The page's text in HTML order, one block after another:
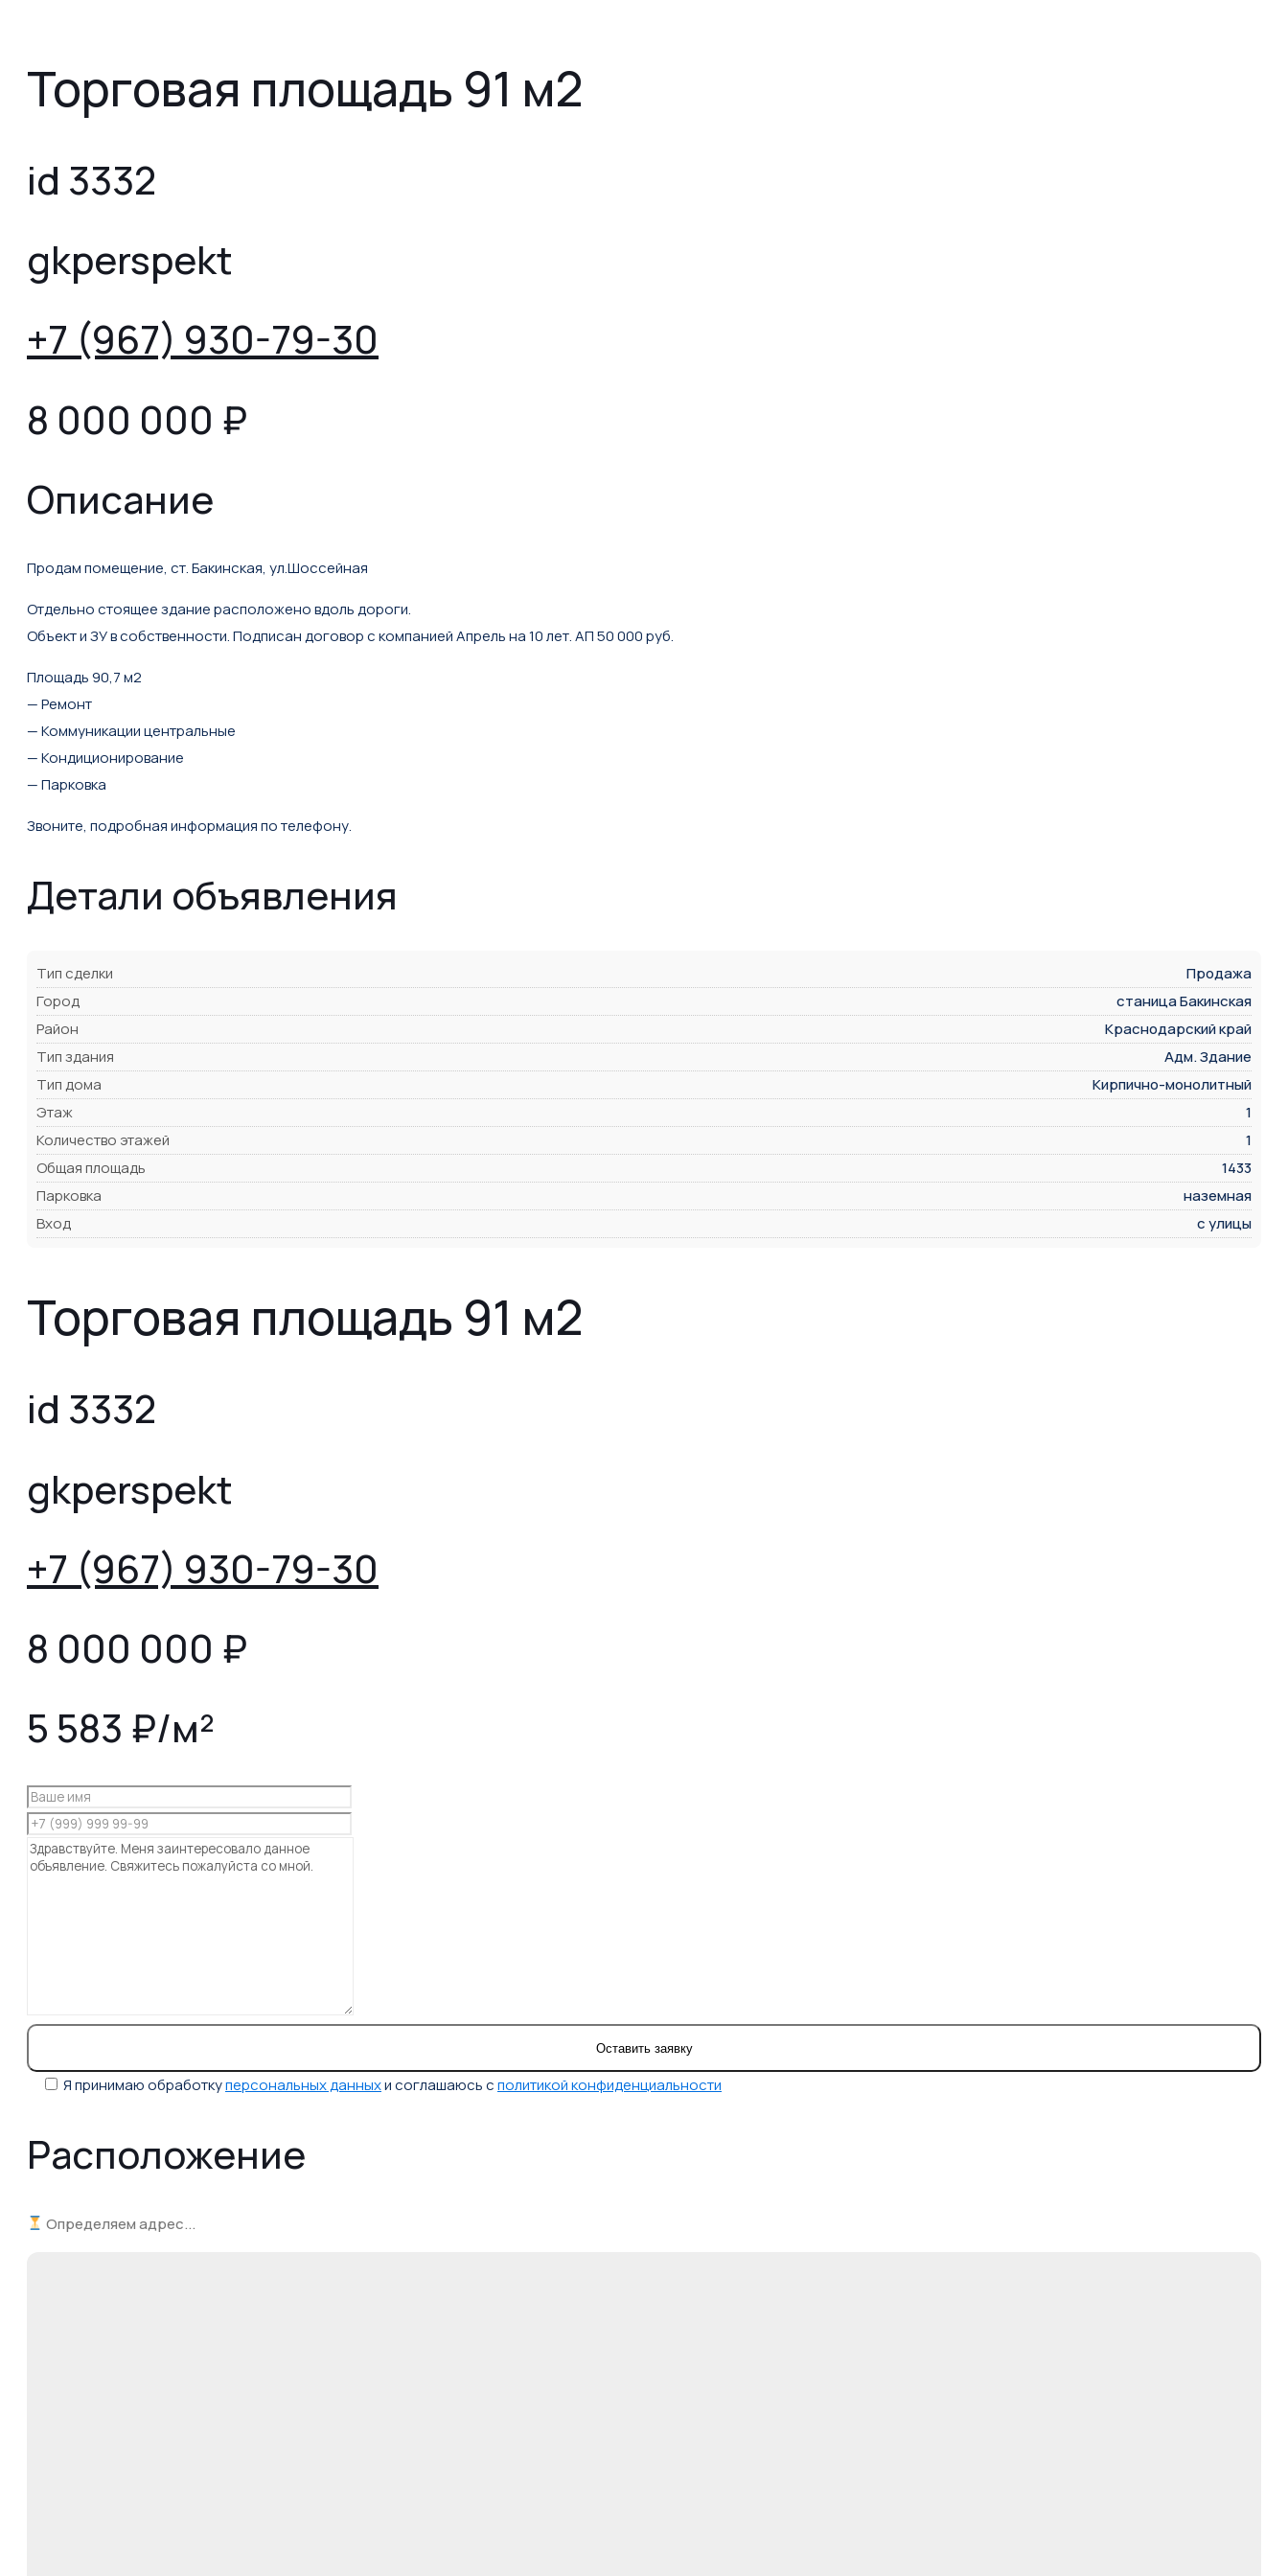
Торговая площадь 91 м2
id 3332
gkperspekt
+7 (967) 930-79-30
8 000 000 ₽
Описание
Продам помещение, ст. Бакинская, ул.Шоссейная
Отдельно стоящее здание расположено вдоль дороги.
Объект и ЗУ в собственности. Подписан договор с компанией Апрель на 10 лет. АП 50 000 руб.
Площадь 90,7 м2
— Ремонт
— Коммуникации центральные
— Кондиционирование
— Парковка
Звоните, подробная информация по телефону.
Детали объявления
Тип сделки
Продажа
Город
станица Бакинская
Район
Краснодарский край
Тип здания
Адм. Здание
Тип дома
Кирпично-монолитный
Этаж
1
Количество этажей
1
Общая площадь
1433
Парковка
наземная
Вход
с улицы
Торговая площадь 91 м2
id 3332
gkperspekt
+7 (967) 930-79-30
8 000 000 ₽
5 583 ₽/м²
Я принимаю обработкуперсональных данныхи соглашаюсь сполитикой конфиденциальности
Расположение
Определяем адрес...